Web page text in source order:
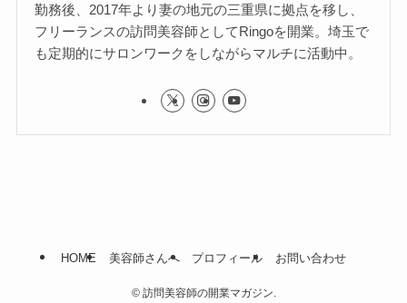
勤務後、2017年より妻の地元の三重県に拠点を移し、
フリーランスの訪問美容師としてRingoを開業。埼玉で
も定期的にサロンワークをしながらマルチに活動中。
HOME 美容師さんへ プロフィール お問い合わせ
©訪問美容師の開業マガジン.